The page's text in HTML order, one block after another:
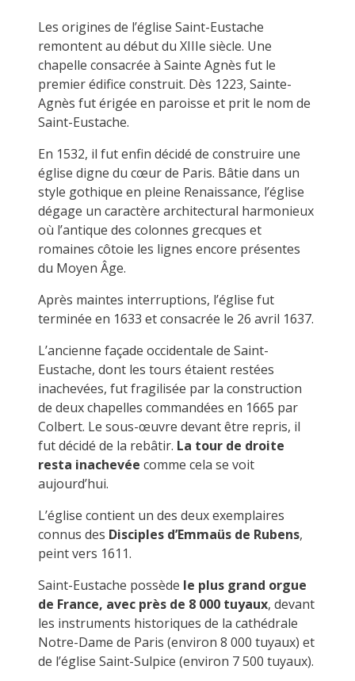
Les origines de l’église Saint-Eustache
remontent au début du XIIIe siècle. Une
chapelle consacrée à Sainte Agnès fut le
premier édifice construit. Dès 1223, Sainte-
Agnès fut érigée en paroisse et prit le nom de
Saint-Eustache.
En 1532, il fut enfin décidé de construire une
église digne du cœur de Paris. Bâtie dans un
style gothique en pleine Renaissance, l’église
dégage un caractère architectural harmonieux
où l’antique des colonnes grecques et
romaines côtoie les lignes encore présentes
du Moyen Âge.
Après maintes interruptions, l’église fut
terminée en 1633 et consacrée le 26 avril 1637.
L’ancienne façade occidentale de Saint-
Eustache, dont les tours étaient restées
inachevées, fut fragilisée par la construction
de deux chapelles commandées en 1665 par
Colbert. Le sous-œuvre devant être repris, il
fut décidé de la rebâtir. La tour de droite
resta inachevée comme cela se voit
aujourd’hui.
L’église contient un des deux exemplaires
connus des Disciples d’Emmaüs de Rubens,
peint vers 1611.
Saint-Eustache possède le plus grand orgue
de France, avec près de 8 000 tuyaux, devant
les instruments historiques de la cathédrale
Notre-Dame de Paris (environ 8 000 tuyaux) et
de l’église Saint-Sulpice (environ 7 500 tuyaux).